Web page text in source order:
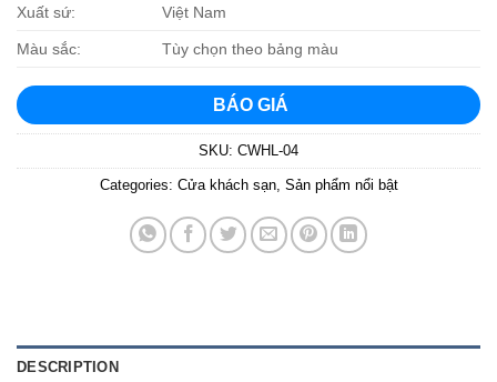
Xuất sứ: Việt Nam
Màu sắc: Tùy chọn theo bảng màu
BÁO GIÁ
SKU: CWHL-04
Categories: Cửa khách sạn, Sản phẩm nổi bật
DESCRIPTION